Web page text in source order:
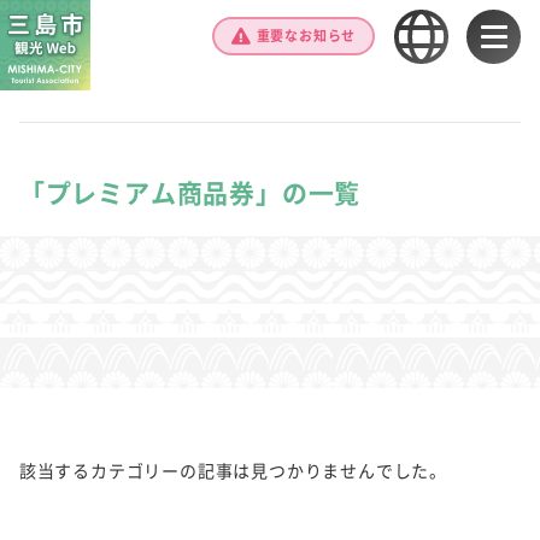
重要なお知らせ
「プレミアム商品券」の一覧
該当するカテゴリーの記事は見つかりませんでした。